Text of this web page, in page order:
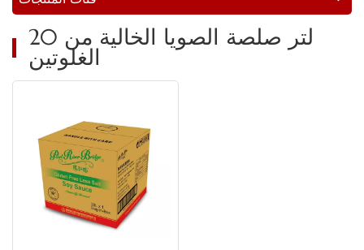
20 لتر صلصة الصويا الخالية من
الغلوتين